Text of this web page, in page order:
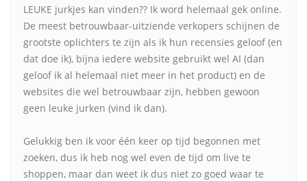
LEUKE jurkjes kan vinden?? Ik word helemaal gek online.
De meest betrouwbaar-uitziende verkopers schijnen de
grootste oplichters te zijn als ik hun recensies geloof (en
dat doe ik), bijna iedere website gebruikt wel AI (dan
geloof ik al helemaal niet meer in het product) en de
websites die wel betrouwbaar zijn, hebben gewoon
geen leuke jurken (vind ik dan).
Gelukkig ben ik voor één keer op tijd begonnen met
zoeken, dus ik heb nog wel even de tijd om live te
shoppen, maar dan weet ik dus niet zo goed waar te